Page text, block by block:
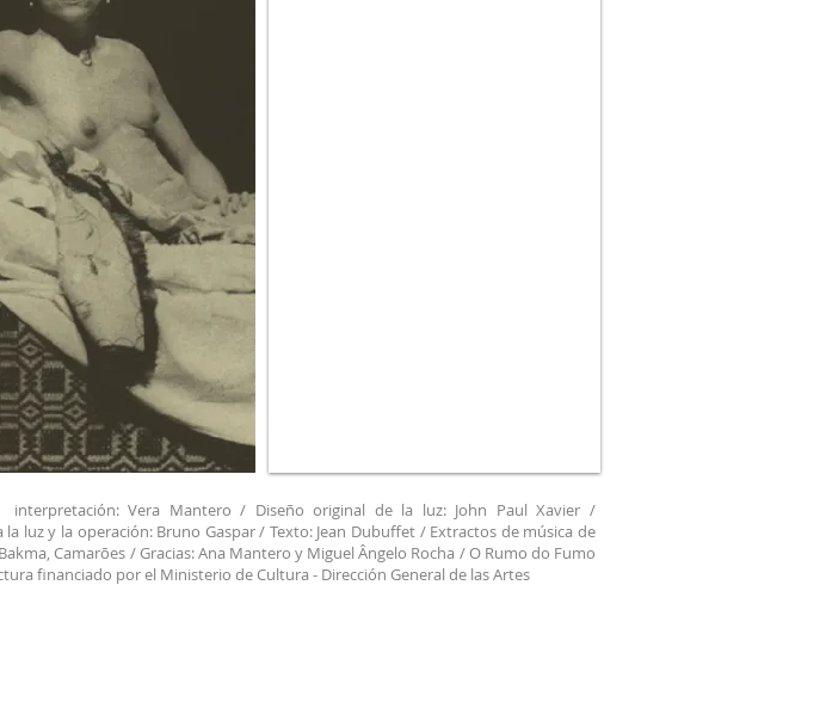
interpretación: Vera Mantero / Diseño original de la luz: John Paul Xavier /
la luz y la operación: Bruno Gaspar / Texto: Jean Dubuffet / Extractos de música de
Camarões / Gracias: Ana Mantero y Miguel Ângelo Rocha / O Rumo do Fumo
financiado por el Ministerio de Cultura - Dirección General de las Artes